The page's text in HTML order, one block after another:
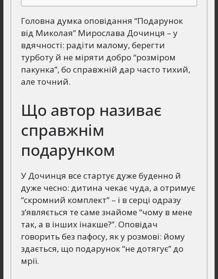
Головна думка оповідання “Подарунок
від Миколая” Мирослава Дочинця – у
вдячності: радіти малому, берегти
турботу й не міряти добро “розміром
пакунка”, бо справжній дар часто тихий,
але точний.
Що автор називає
справжнім
подарунком
У Дочинця все стартує дуже буденно й
дуже чесно: дитина чекає чуда, а отримує
“скромний комплект” – і в серці одразу
з’являється те саме знайоме “чому в мене
так, а в інших інакше?”. Оповідач
говорить без пафосу, як у розмові: йому
здається, що подарунок “не дотягує” до
мрії.